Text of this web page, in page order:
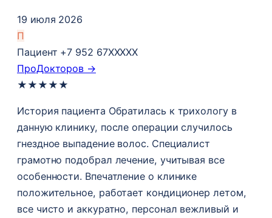
19 июля 2026
П
Пациент +7 952 67XXXXX
ПроДокторов →
★ ★ ★ ★ ★
История пациента Обратилась к трихологу в
данную клинику, после операции случилось
гнездное выпадение волос​. Специалист
грамотно подобрал лечение, учитывая все
особенности. Впечатление о клинике
положительное, работает кондиционер летом,
все чисто и аккуратно, персонал вежливый и